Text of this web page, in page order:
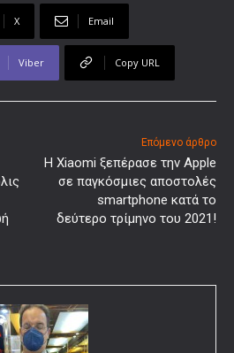
X Email
Viber Copy URL
Επόμενο άρθρο
Η Xiaomi ξεπέρασε την Apple
σε παγκόσμιες αποστολές
smartphone κατά το
δεύτερο τρίμηνο του 2021!